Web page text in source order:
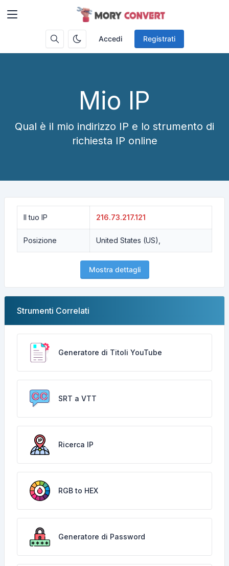
Accedi Registrati
Mio IP
Qual è il mio indirizzo IP e lo strumento di
richiesta IP online
Il tuo IP 216.73.217.121
Posizione United States (US),
Mostra dettagli
Strumenti Correlati
Generatore di Titoli YouTube
SRT a VTT
Ricerca IP
RGB to HEX
Generatore di Password